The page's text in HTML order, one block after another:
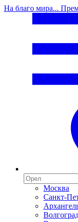
На благо мира...
Москва
Санкт-